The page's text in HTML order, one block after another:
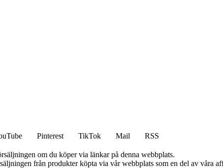
Pinterest TikTok Mail
RSS
om du köper via länkar på denna webbplats.
från produkter köpta via vår webbplats som en del av våra